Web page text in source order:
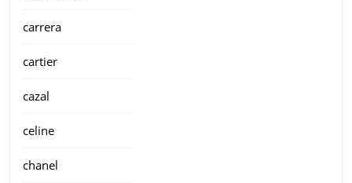
carrera
cartier
cazal
celine
chanel